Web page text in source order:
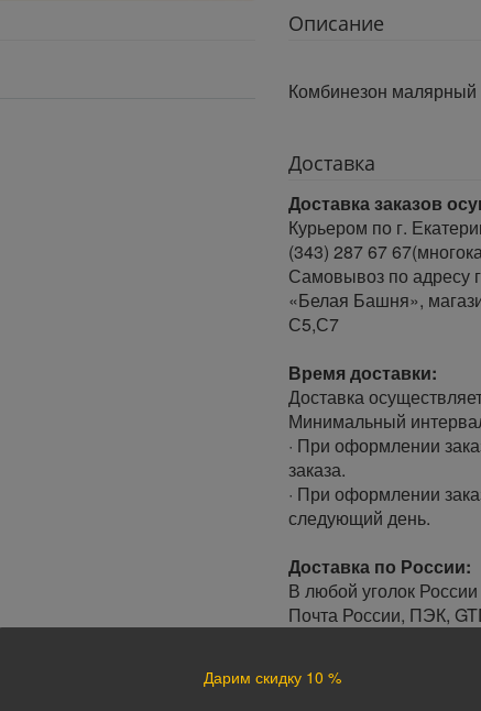
Описание
Комбинезон
Доставка
Доставка заказов
Курьером по г.
(343) 287 67
Самовывоз по адресу
«Белая Башня»,
С5,С7
Время доставки:
Доставка
Минимальный
· При оформлении
заказа.
· При оформлении
следующий день.
Доставка по России:
В любой уголок
Почта России, ПЭК,
Стоимость доставки
Оплата
Дарим скидку 10 %